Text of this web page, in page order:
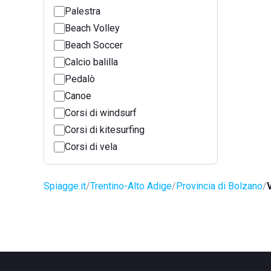
Palestra
Beach Volley
Beach Soccer
Calcio balilla
Pedalò
Canoe
Corsi di windsurf
Corsi di kitesurfing
Corsi di vela
Spiagge.it Trentino-Alto Adige Provincia di Bolzano